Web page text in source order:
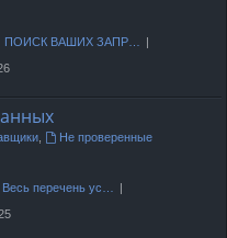
ПОИСК ВАШИХ ЗАПР…
,
Не проверенные
перечень ус…